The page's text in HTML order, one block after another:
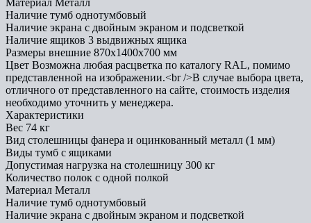
Наличие тумб однотумбовый
Наличие экрана с двойным экраном и подсветкой
Наличие ящиков 3 выдвижных ящика
Размеры внешние 870x1400x700 мм
Цвет Возможна любая расцветка по каталогу RAL, помимо
представленной на изображении.<br />В случае выбора цвета,
отличного от представленного на сайте, стоимость изделия
необходимо уточнить у менеджера.
Характеристики
Вес 74 кг
Вид столешницы фанера и оцинкованный металл (1 мм)
Виды тумб с ящиками
Допустимая нагрузка на столешницу 300 кг
Количество полок с одной полкой
Материал Металл
Наличие тумб однотумбовый
Наличие экрана с двойным экраном и подсветкой